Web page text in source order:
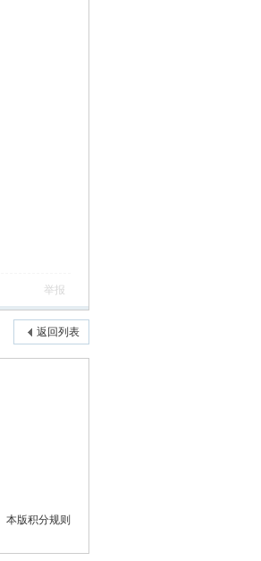
举报
返回列表
本版积分规则